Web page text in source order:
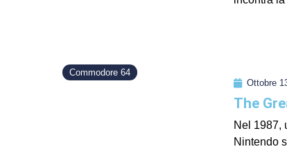
Commodore 64
Ottobre
The
Nel 1987,
Nintendo